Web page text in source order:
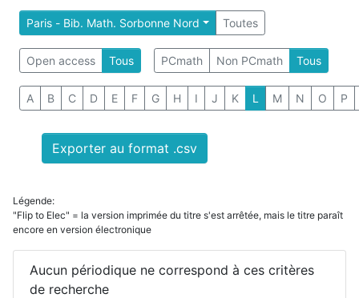
Paris - Bib. Math. Sorbonne Nord Toutes
Open access Tous PCmath Non PCmath Tous
A B C D E F G H I J K L M N O P
Exporter au format .csv
Légende:
"Flip to Elec" = la version imprimée du titre s'est arrêtée, mais le titre paraît
encore en version électronique
Aucun périodique ne correspond à ces critères
de recherche